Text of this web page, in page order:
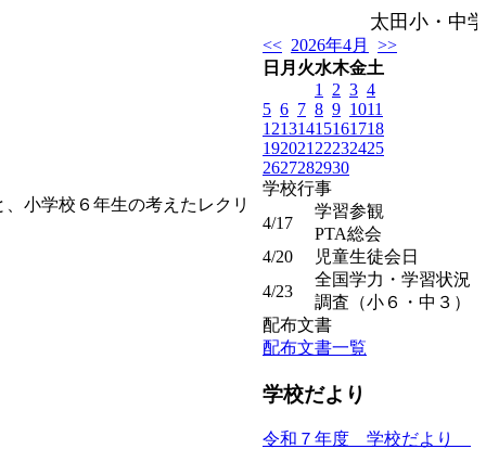
太田小・中
小学校６年生の考えたレクリ
<< 2026年4月
>>
日 月 火水木金土
1
2 3 4
5 6 7 8 9 1011
12131415161718
192021 22232425
2627282930
学校行事
4/17
学習参観
PTA総会
4/20
児童生徒会日
4/23
全国学力・学習状況
調査（小６・中３）
配布文書
配布文書一覧
学校だより
令和７年度 学校だより